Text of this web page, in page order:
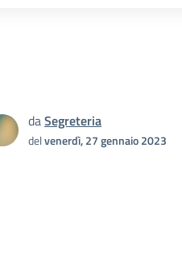
daSegreteria
delvenerdì, 27 gennaio 2023